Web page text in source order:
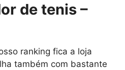
de tenis –
ranking fica a loja
também com bastante